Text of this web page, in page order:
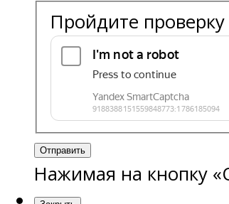
Пройдите проверку
Отправить
Нажимая на кнопку